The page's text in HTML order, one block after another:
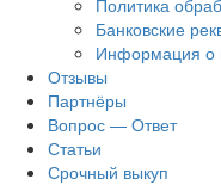
Политика
Банковские
Информация о
Отзывы
Партнёры
Вопрос — Ответ
Статьи
Срочный выкуп